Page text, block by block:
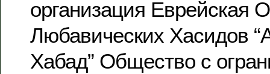
организация Еврейская
Любавических Хасидов
Хабад” Общество с